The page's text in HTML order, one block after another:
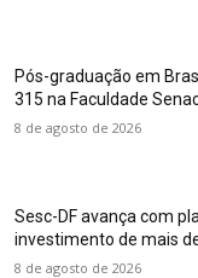
Pós-graduação em
315 na Faculdade
8 de agosto de 2026
Sesc-DF avança com
investimento de mais
8 de agosto de 2026